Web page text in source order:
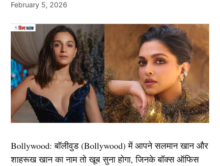
Team India
दरअसल चैंपियंस ट्रॉफी के आगाज से पहले सोशल मीडिया पर
एक वीडियो तेजी से वायरल हो रहा है। आपको बता दें, यह वीडियो
कराची के नेशनल स्टेडियम का है,जिसमें चैंपियंस ट्रॉफी में हिस्सा
लेने वाले देशों के झंडे लगे हुए हैं, लेकिन इस स्टेडियम में भारत
(Team India) का ध्वज नजर नहीं आ रहा है। इस वीडियो के
पाकिस्तान क्रिकेट बोर्ड की इस शर्मनाक हरकत पर नाराजगी
जताई है।
Next Article
February 5, 2026
Bollywood:बॉलीवुड (Bollywood)में आपने सलमान खान और
शाहरूख खान का नाम तो खूब सुना होगा, जिनके बॉक्स ऑफिस